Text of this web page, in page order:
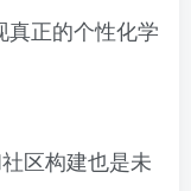
正的个性化学
区构建也是未